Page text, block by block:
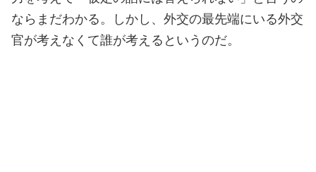
ならまだわかる。しかし、外交の最先端にいる外交
官が考えなくて誰が考えるというのだ。